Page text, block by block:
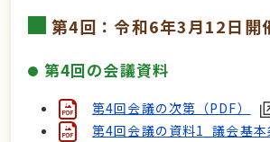
第4回：令和6年3月12日開
第4回の会議資料
第4回会議の次第（PDF）
第4回会議の資料1_議会基